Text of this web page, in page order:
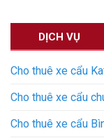
DỊCH VỤ
Cho thuê xe cẩu
Cho thuê xe cẩu
Cho thuê xe cẩu